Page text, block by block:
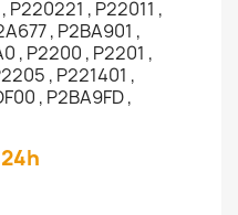
P220221 , P22011 ,
, P2BA901 ,
, P2200 , P2201 ,
, P221401 ,
, P2BA9FD ,